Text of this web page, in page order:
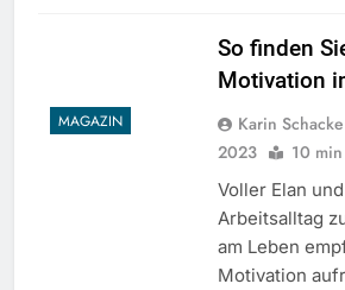
MAGAZIN
So finden
Motivation
Karin Schacke
2023
10 min
Voller Elan
Arbeitsalltag
am Leben
Motivation